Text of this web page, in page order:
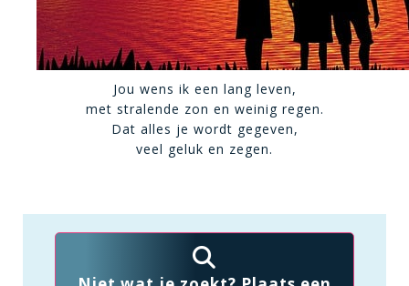
Jou wens ik een lang leven,
met stralende zon en weinig regen.
Dat alles je wordt gegeven,
veel geluk en zegen.